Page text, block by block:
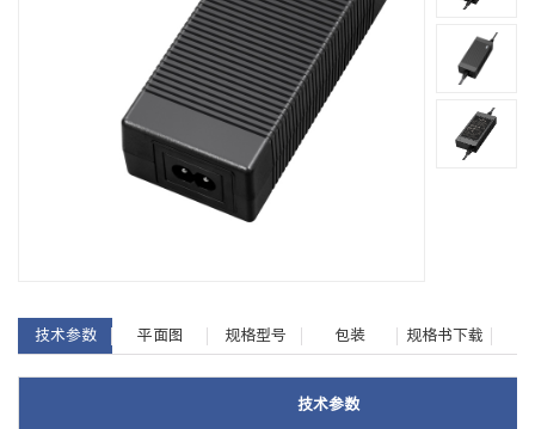
技术参数 平面图 规格型号 包装 规格书下载
技术参数